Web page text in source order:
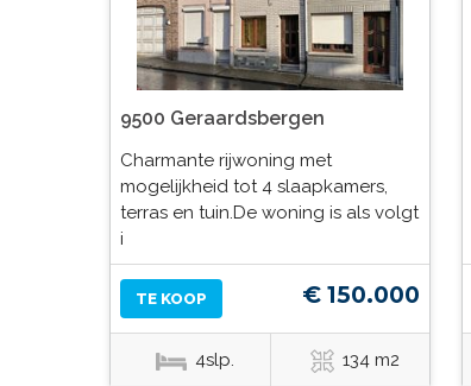
9500 Geraardsbergen
Charmante rijwoning met
mogelijkheid tot 4 slaapkamers,
terras en tuin.De woning is als volgt
i
TE KOOP € 150.000
4slp. 134 m2